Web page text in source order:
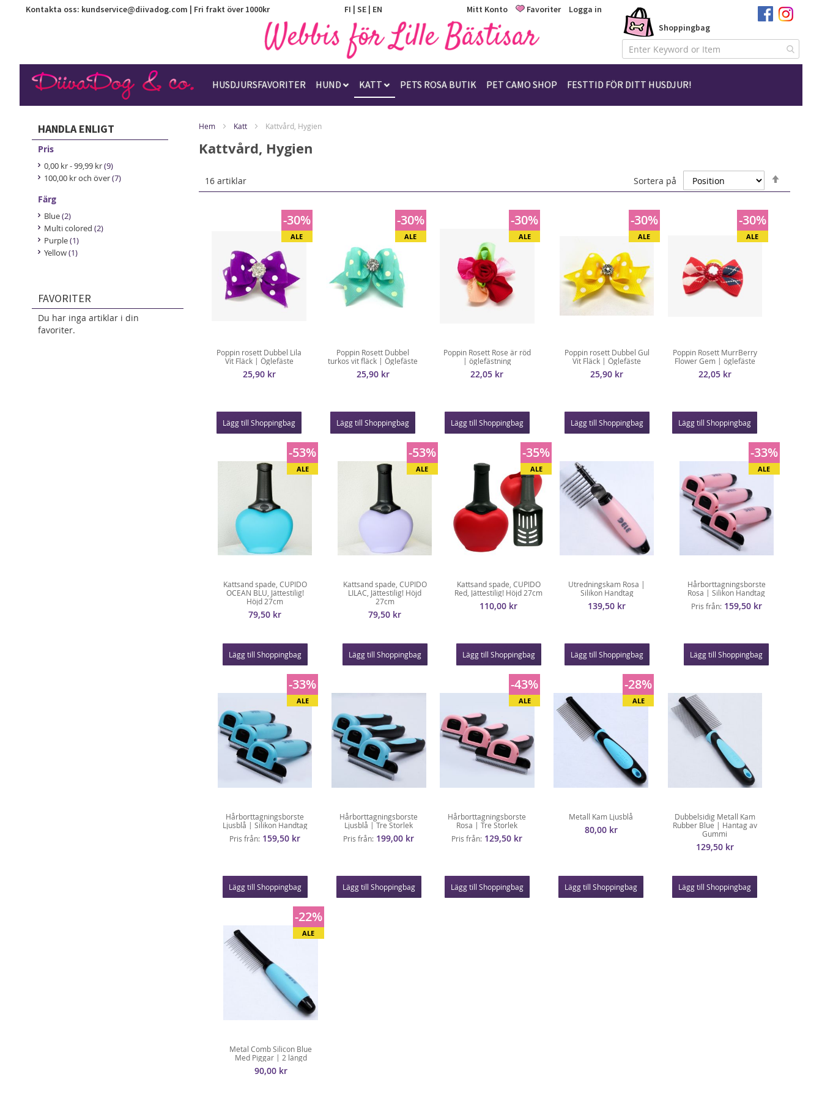
Shoppingbag
Hoppa
innehållet
Kontakta oss: kundservice@diivadog.com | Fri frakt över 1000kr FI | SE | EN Mitt Konto Favoriter Logga in
HUSDJURSFAVORITER HUND KATT PETS ROSA BUTIK PET CAMO SHOP FESTTID FÖR DITT HUSDJUR!
Hem Katt Kattvård, Hygien
Kattvård, Hygien
16artiklar Sortera på
-30%
ALE
Poppin rosett Dubbel Lila
Vit Fläck | Öglefäste
25,90 kr
Lägg till Shoppingbag
-30%
ALE
Poppin Rosett Dubbel
turkos vit fläck | Öglefäste
25,90 kr
Lägg till Shoppingbag
-30%
ALE
Poppin Rosett Rose är röd
| öglefästning
22,05 kr
Lägg till Shoppingbag
-30%
ALE
Poppin rosett Dubbel Gul
Vit Fläck | Öglefäste
25,90 kr
Lägg till Shoppingbag
-30%
ALE
Poppin Rosett MurrBerry
Flower Gem | öglefäste
22,05 kr
Lägg till Shoppingbag
-53%
ALE
Kattsand spade, CUPIDO
OCEAN BLU, Jättestilig!
Höjd 27cm
79,50 kr
Lägg till Shoppingbag
-53%
ALE
Kattsand spade, CUPIDO
LILAC, Jättestilig! Höjd
27cm
79,50 kr
Lägg till Shoppingbag
-35%
ALE
Kattsand spade, CUPIDO
Red, Jättestilig! Höjd 27cm
110,00 kr
Lägg till Shoppingbag
Utredningskam Rosa |
Silikon Handtag
139,50 kr
Lägg till Shoppingbag
-33%
ALE
Hårborttagningsborste
Rosa | Silikon Handtag
Pris från 159,50 kr
Lägg till Shoppingbag
-33%
ALE
Hårborttagningsborste
Ljusblå | Silikon Handtag
Pris från 159,50 kr
Lägg till Shoppingbag
Hårborttagningsborste
Ljusblå | Tre Storlek
Pris från 199,00 kr
Lägg till Shoppingbag
-43%
ALE
Hårborttagningsborste
Rosa | Tre Storlek
Pris från 129,50 kr
Lägg till Shoppingbag
-28%
ALE
Metall Kam Ljusblå
80,00 kr
Lägg till Shoppingbag
Dubbelsidig Metall Kam
Rubber Blue | Hantag av
Gummi
129,50 kr
Lägg till Shoppingbag
-22%
ALE
Metal Comb Silicon Blue
Med Piggar | 2 längd
90,00 kr
HANDLA ENLIGT
Pris
0,00 kr-99,99 kr 9items
100,00 kroch över 7items
Färg
Blue 2items
Multi colored 2items
Purple 1item
Yellow 1item
FAVORITER
Du har inga artiklar i din
favoriter.